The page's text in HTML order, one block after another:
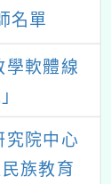
名單
學軟體線
究院中心
族教育